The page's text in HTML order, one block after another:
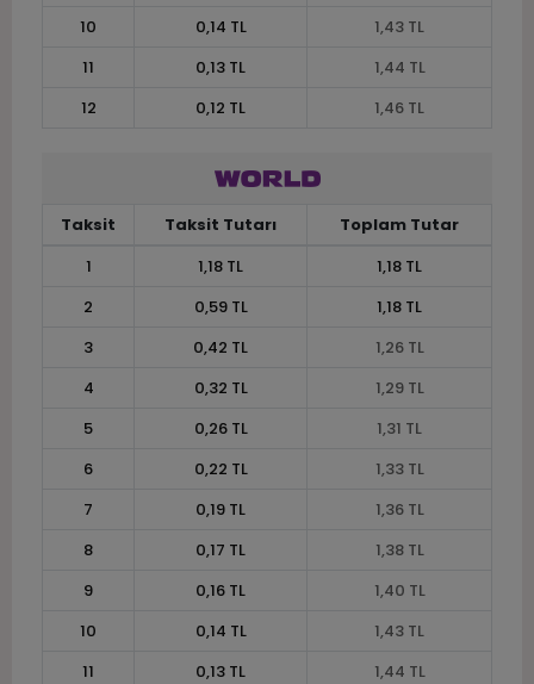
10
0,14 TL
1,43 TL
11
0,13 TL
1,44 TL
12
0,12 TL 1,46 TL
Taksit Taksit Tutarı
Toplam Tutar
1
1,18 TL
1,18 TL
2
0,59 TL
1,18 TL
3
0,42 TL
1,26 TL
4
0,32 TL
1,29 TL
5
0,26 TL
1,31 TL
6
0,22 TL
1,33 TL
7
0,19 TL
1,36 TL
8
0,17 TL
1,38 TL
9
0,16 TL
1,40 TL
10
0,14 TL
1,43 TL
11
0,13 TL
1,44 TL